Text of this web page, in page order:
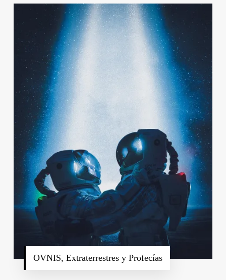
OVNIS, Extraterrestres y Profecías